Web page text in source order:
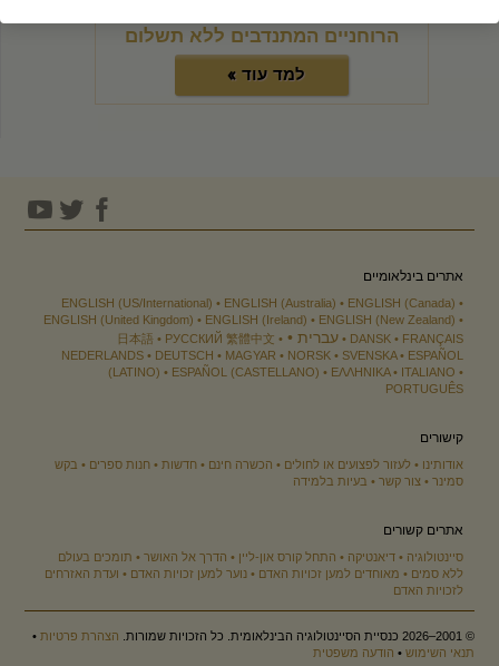
הרוחניים המתנדבים ללא תשלום
למד עוד »
אתרים בינלאומיים
ENGLISH (US/International) ENGLISH (Australia)
ENGLISH (Canada)
ENGLISH (United Kingdom)
ENGLISH (Ireland)
ENGLISH (New Zealand)
DANSK
FRANÇAIS עברית 日本語 РУССКИЙ 繁體中文
NEDERLANDS
DEUTSCH MAGYAR NORSK SVENSKA
ESPAÑOL
(LATINO)
ESPAÑOL (CASTELLANO) ΕΛΛΗΝΙΚA
ITALIANO
PORTUGUÊS
קישורים
אודותינו לעזור לפצועים או לחולים הכשרה חינם חדשות חנות ספרים
בקש
סמינר
צור קשר בעיות בלמידה
אתרים קשורים
סיינטולוגיה דיאנטיקה התחל קורס און-ליין הדרך אל האושר
תומכים בעולם
ללא סמים
מאוחדים למען זכויות האדם נוער למען זכויות האדם
ועדת האזרחים
לזכויות האדם
© 2001–2026 כנסיית הסיינטולוגיה הבינלאומית. כל הזכויות שמורות. הצהרת פרטיות •
תנאי השימוש • הודעה משפטית